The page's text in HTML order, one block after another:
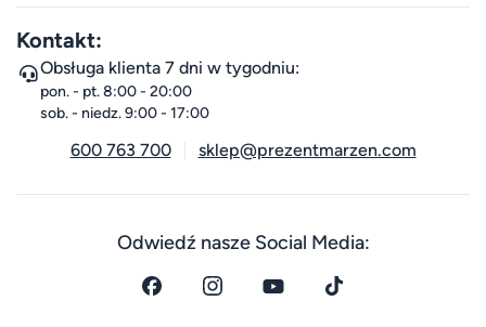
Kontakt:
Obsługa klienta 7 dni w tygodniu:
pon. - pt. 8:00 - 20:00
sob. - niedz. 9:00 - 17:00
600 763 700 sklep@prezentmarzen.com
Odwiedź nasze Social Media: